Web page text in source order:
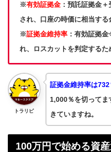
※有効証拠金 ：預託証拠金
され、口座の時価に相当する
※証拠金維持率 ：有効証拠
れ、ロスカットを判定するた
トラリピ
証拠金維持率は732
1,000％を切って
きていますね。
100万円で始める資